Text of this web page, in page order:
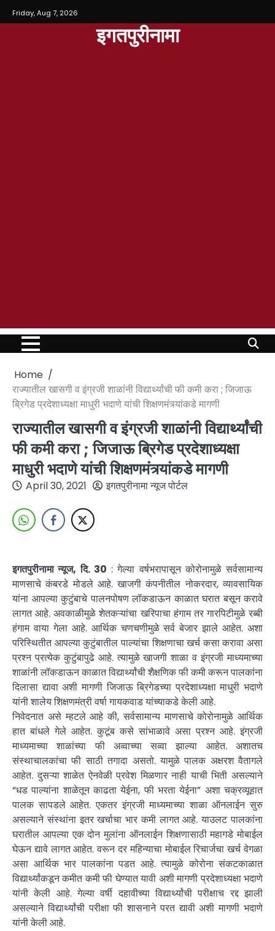
Friday, Aug 7, 2026
इगतपुरीनामा
Home
राज्यातील खासगी व इंग्रजी शाळांनी विद्यार्थ्यांची फी कमी करा ; जिजाऊ
ब्रिगेड प्रदेशाध्यक्षा माधुरी भदाणे यांची शिक्षणमंत्र्यांकडे मागणी
राज्यातील खासगी व इंग्रजी शाळांनी विद्यार्थ्यांची
फी कमी करा ; जिजाऊ ब्रिगेड प्रदेशाध्यक्षा
माधुरी भदाणे यांची शिक्षणमंत्र्यांकडे मागणी
April 30, 2021 इगतपुरीनामा न्यूज पोर्टल
इगतपुरीनामा न्यूज, दि. 30 : गेल्या वर्षभरापासून कोरोनामुळे सर्वसामान्य
माणसाचे कंबरडे मोडले आहे. खाजगी कंपनीतील नोकरदार, व्यावसायिक
यांना आपल्या कुटुंबाचे पालनपोषण लॉकडाऊन काळात घरात बसून करावे
लागत आहे. अवकाळीमुळे शेतकऱ्यांचा खरिपाचा हंगाम तर गारपिटीमुळे रब्बी
हंगाम वाया गेला आहे. आर्थिक चणचणीमुळे सर्व बेजार झाले आहेत. अशा
परिस्थितीत आपल्या कुटुंबातील पाल्यांचा शिक्षणाचा खर्च कसा करावा असा
प्रश्न प्रत्येक कुटुंबापुढे आहे. त्यामुळे खाजगी शाळा व इंग्रजी माध्यमाच्या
शाळांनी लॉकडाऊन काळात विद्यार्थ्यांची शैक्षणिक फी कमी करून पालकांना
दिलासा द्यावा अशी मागणी जिजाऊ ब्रिगेडच्या प्रदेशाध्यक्षा माधुरी भदाणे
यांनी शालेय शिक्षणमंत्री वर्षा गायकवाड यांच्याकडे केली आहे.
निवेदनात असे म्हटले आहे की, सर्वसामान्य माणसाचे कोरोनामुळे आर्थिक
हात बांधले गेले आहेत. कुटूंब कसे सांभाळावे असा प्रश्न आहे. इंग्रजी
माध्यमाच्या शाळांच्या फी अव्वाच्या सव्वा झाल्या आहेत. अशातच
संस्थाचालकांचा फी साठी तगादा असतो. यामुळे पालक अक्षरश वैतागले
आहेत. दुसऱ्या शाळेत ऐनवेळी प्रवेश मिळणार नाही याची भिती असल्याने
“धड पाल्यांना शाळेतून काढता येईना, फी भरता येईना” अशा चक्रव्यूहात
पालक सापडले आहेत. एकतर इंग्रजी माध्यमाच्या शाळा ऑनलाईन सुरु
असल्याने संस्थांना इतर खर्चाचा भार कमी लागत आहे. याउलट पालकांना
घरातील आपल्या एक दोन मुलांना ऑनलाईन शिक्षणासाठी महागडे मोबाईल
घेऊन द्यावे लागत आहेत. वरून दर महिन्याचा मोबाईल रिचार्जचा खर्च वेगळा
असा आर्थिक भार पालकांना पडत आहे. त्यामुळे कोरोना संकटकाळात
विद्यार्थ्यांकडून कमीत कमी फी घेण्यात यावी अशी मागणी प्रदेशाध्यक्षा भदाणे
यांनी केली आहे. गेल्या वर्षी दहावीच्या विद्यार्थ्यांची परीक्षाच रद्द झाली
असल्याने विद्यार्थ्यांची परीक्षा फी शासनाने परत द्यावी अशी मागणी भदाणे
यांनी केली आहे.